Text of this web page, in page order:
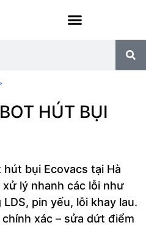
HÚT BỤI
bụi Ecovacs tại Hà
lý nhanh các lỗi như
pin yếu, lỗi khay lau.
xác – sửa dứt điểm